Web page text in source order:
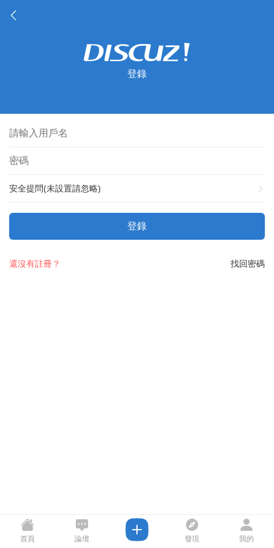
登錄
安全提問(未設置請忽略)
登錄
找回密碼
還沒有註冊？
首頁 論壇 發現 我的